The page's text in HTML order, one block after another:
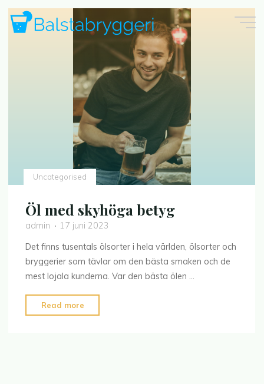
Skip
content
Uncategorised
Öl med skyhöga betyg
admin
17 juni 2023
Det finns tusentals ölsorter i hela världen, ölsorter och
bryggerier som tävlar om den bästa smaken och de
mest lojala kunderna. Var den bästa ölen …
Read more
med